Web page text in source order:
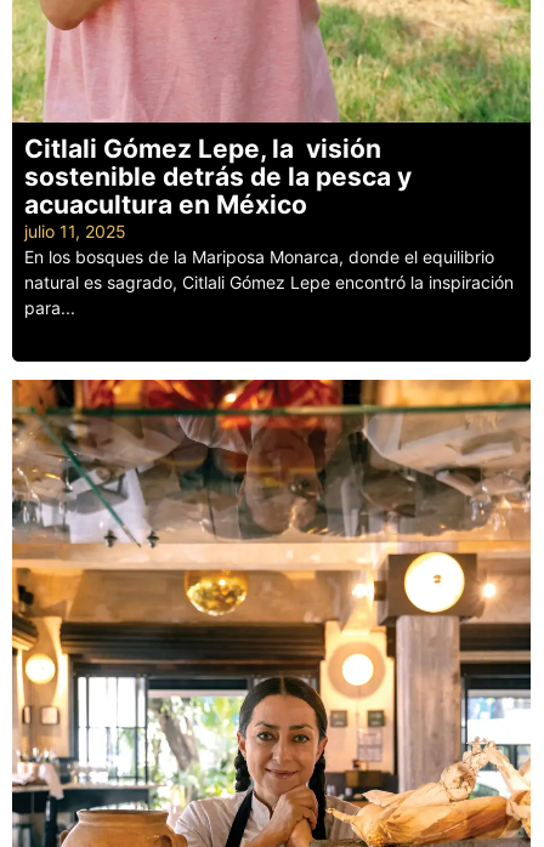
Citlali Gómez Lepe, la visión
sostenible detrás de la pesca y
acuacultura en México
julio 11, 2025
En los bosques de la Mariposa Monarca, donde el equilibrio
natural es sagrado, Citlali Gómez Lepe encontró la inspiración
para...